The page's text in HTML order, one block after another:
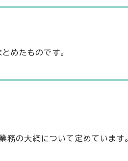
めたものです。
務の大綱について定めています。